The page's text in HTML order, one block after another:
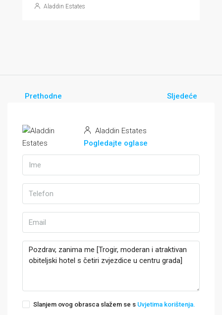
Aladdin Estates
Prethodne Sljedeće
Aladdin Estates
Pogledajte oglase
Slanjem ovog obrasca slažem se s Uvjetima korištenja.